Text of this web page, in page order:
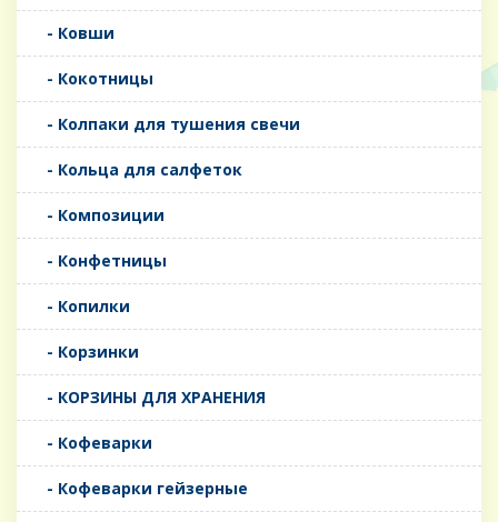
- Ковши
- Кокотницы
- Колпаки для тушения свечи
- Кольца для салфеток
- Композиции
- Конфетницы
- Копилки
- Корзинки
- КОРЗИНЫ ДЛЯ ХРАНЕНИЯ
- Кофеварки
- Кофеварки гейзерные